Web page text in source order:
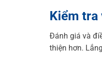
Kiểm tra
Đánh giá và
thiện hơn.